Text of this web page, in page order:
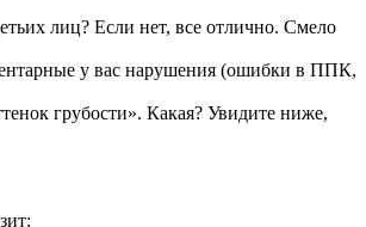
лиц? Если нет, все отлично. Смело
у вас нарушения (ошибки в ППК,
грубости». Какая? Увидите ниже,